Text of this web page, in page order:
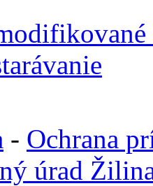
- Ochrana
úrad